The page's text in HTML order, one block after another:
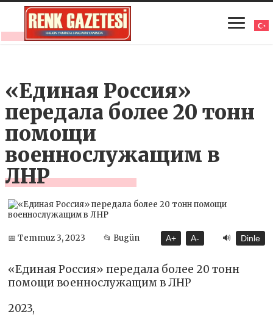
«Единая Россия»
передала более 20 тонн
помощи
военнослужащим в
ЛНР
📅 Temmuz 3, 2023 📂 Bugün A+ A- 🔊 Dinle
«Единая Россия» передала более 20 тонн
помощи военнослужащим в ЛНР
2023,